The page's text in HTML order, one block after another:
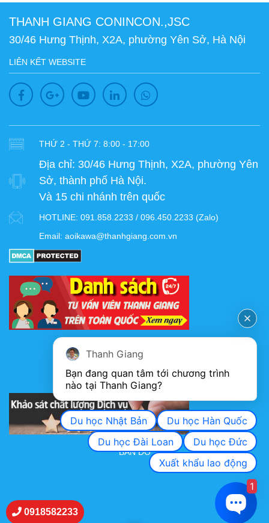
THANH GIANG CONINCON.,JSC
30/46 Hưng Thịnh, X2A, phường Yên Sở, Hà Nội
LIÊN KẾT WEBSITE
THỨ 2 - THỨ 7: 8:00 - 17:00
Địa chỉ: 30/46 Hưng Thịnh, X2A, phường Yên
Sở, thành phố Hà Nội.
Và 15 chi nhánh trên quốc
HOTLINE: 091.858.2233 / 096.450.2233 (Zalo)
Email: aoikawa@thanhgiang.com.vn
KHẢO SÁT CHẤT LƯỢNG DỊCH VỤ
BẢN ĐỒ
0918582233
Thanh Giang
Bạn đang quan tâm tới chương trình
nào tại Thanh Giang?
Du học Nhật Bản
Du học Hàn Quốc
Du học Đài Loan
Du học Đức
Xuất khẩu lao động
1